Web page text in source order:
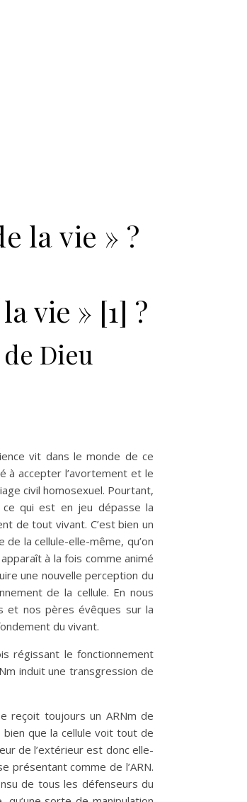
la vie » ?
« le logiciel de la vie » ?
vie » [1] ?
Dieu
vit dans le monde de ce
à accepter l’avortement et le
civil homosexuel. Pourtant,
qui est en jeu dépasse la
de tout vivant. C’est bien un
la cellule-elle-même, qu’on
à la fois comme animé
une nouvelle perception du
de la cellule. En nous
et nos pères évêques sur la
du vivant.
régissant le fonctionnement
induit une transgression de
reçoit toujours un ARNm de
bien que la cellule voit tout de
de l’extérieur est donc elle-
présentant comme de l’ARN.
de tous les défenseurs du